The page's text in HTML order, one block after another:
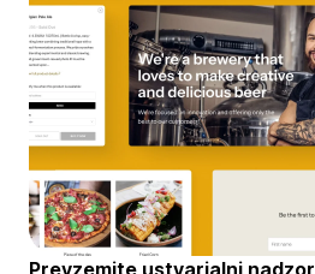
Prevzemite ustvarjalni nadzor